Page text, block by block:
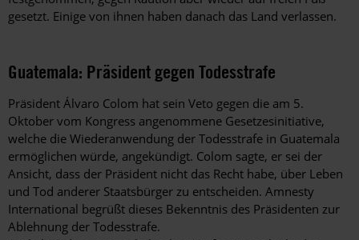
gesetzt. Einige von ­ihnen haben danach das Land verlassen.
Guatemala: Präsident gegen Todesstrafe
Präsident Álvaro Colom hat sein Veto gegen die am 5.
Oktober vom Kongress angenommene Gesetzesinitia­tive,
welche die Wiederanwendung der Todesstrafe in Guatemala
ermöglichen würde, angekündigt. Colom sagte, er sei der
Ansicht, dass der Präsident nicht das Recht habe, über Leben
und Tod anderer Staatsbürger zu entscheiden. Amnesty
International begrüßt dieses Bekenntnis des Präsidenten zur
Ablehnung der Todesstrafe.